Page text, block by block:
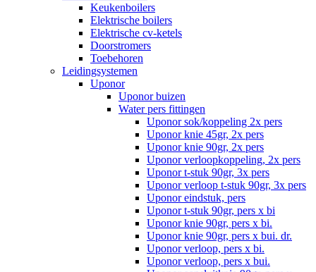
Keukenboilers
Elektrische boilers
Elektrische cv-ketels
Doorstromers
Toebehoren
Leidingsystemen
Uponor
Uponor buizen
Water pers fittingen
Uponor sok/koppeling 2x pers
Uponor knie 45gr, 2x pers
Uponor knie 90gr, 2x pers
Uponor verloopkoppeling, 2x pers
Uponor t-stuk 90gr, 3x pers
Uponor verloop t-stuk 90gr, 3x pers
Uponor eindstuk, pers
Uponor t-stuk 90gr, pers x bi
Uponor knie 90gr, pers x bi.
Uponor knie 90gr, pers x bui. dr.
Uponor verloop, pers x bi.
Uponor verloop, pers x bui.